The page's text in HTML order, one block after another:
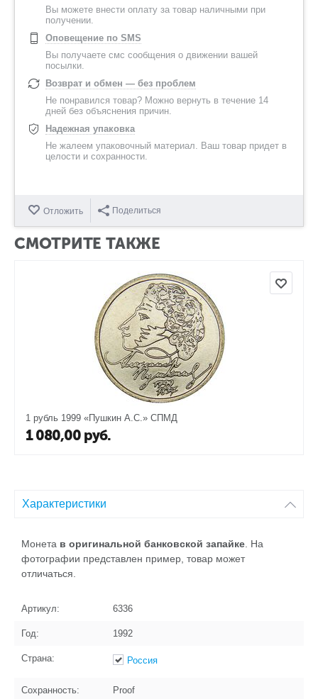
Вы можете внести оплату за товар наличными при
получении.
Оповещение по SMS
Вы получаете смс сообщения о движении вашей
посылки.
Возврат и обмен — без проблем
Не понравился товар? Можно вернуть в течение 14
дней без объяснения причин.
Надежная упаковка
Не жалеем упаковочный материал. Ваш товар придет в
целости и сохранности.
Отложить Поделиться
СМОТРИТЕ ТАКЖЕ
1 рубль 1999 «Пушкин А.С.» СПМД
1 080,00 руб.
Характеристики
Монета в оригинальной банковской запайке . На
фотографии представлен пример, товар может
отличаться.
Артикул: 6336
Год: 1992
Страна: Россия
Сохранность: Proof